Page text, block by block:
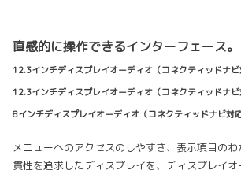
直感的に操作できるインターフェース。
12.3インチディスプレイオーディオ（コネクティッドナ
12.3インチディスプレイオーディオ（コネクティッドナビ
8インチディスプレイオーディオ（コネクティッドナビ対
メニューへのアクセスのしやすさ、表示項目の
貫性を追求したディスプレイを、ディスプレイ